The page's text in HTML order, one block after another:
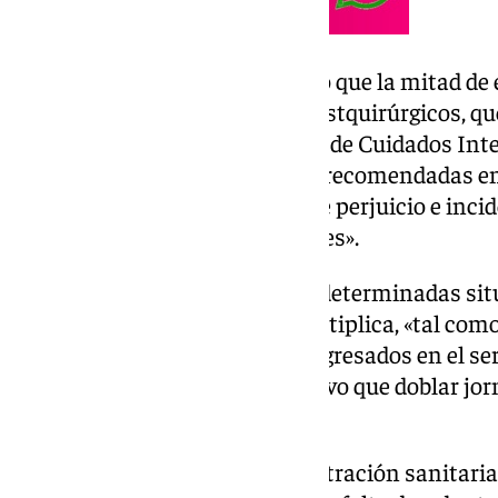
Matilde Núñez ha puntualizado que la mitad
Unidad de Cuidados Críticos Postquirúrgicos,
equiparable a cualquier Unidad de Cuidados
se están cumpliendo las ratios recomendadas
lo que puede ocasionar un grave perjuicio e
directamente sobre los pacientes».
alerta de que ante determinadas
programada en el centro se multiplica, «tal
noviembre, con 32 pacientes ingresados en el
un personal insuficiente que tuvo que doblar
«Esto no ocurriría si la Administración